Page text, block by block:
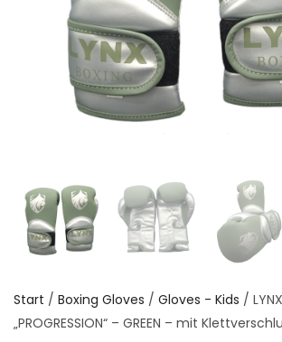
Start / Boxing Gloves / Gloves - Kids /
„PROGRESSION“ – GREEN – mit